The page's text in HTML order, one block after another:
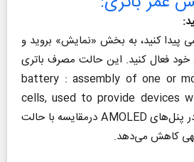
پیدا کنید، به بخش «نمایش» بروید و
فعال کنید. این حالت مصرف باتری
(battery : assembly of one or
cells, used to provide devices
energy) را به خصوص در پنل‌های AMOLED درمقایسه با حالت
کاهش می‌دهد.